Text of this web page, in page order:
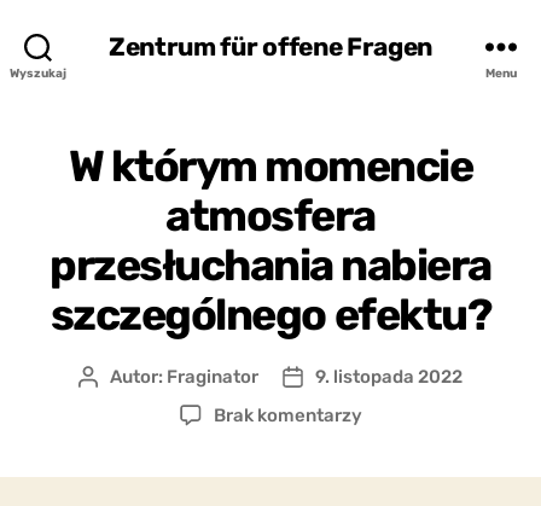
Wyszukaj
Zentrum für offene Fragen
Menu
W którym momencie
atmosfera
przesłuchania nabiera
szczególnego efektu?
AutorAutor: Fraginator
Data
wpisu
9. listopada 2022
Brak komentarzydo